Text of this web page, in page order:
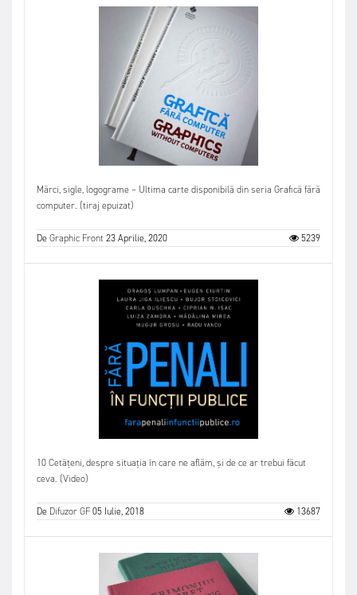
Mărci, sigle, logograme – Ultima carte disponibilă din seria Grafică fără
computer. (tiraj epuizat)
DeGraphic Front23 Aprilie, 2020 5239
10 Cetățeni, despre situația în care ne aflăm, și de ce ar trebui făcut
ceva. (Video)
De Difuzor GF05 Iulie, 2018 13687